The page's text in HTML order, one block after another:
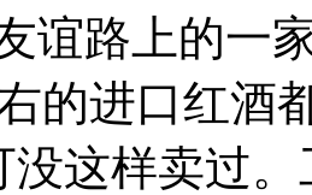
谊路上的一
的进口红酒
没这样卖过